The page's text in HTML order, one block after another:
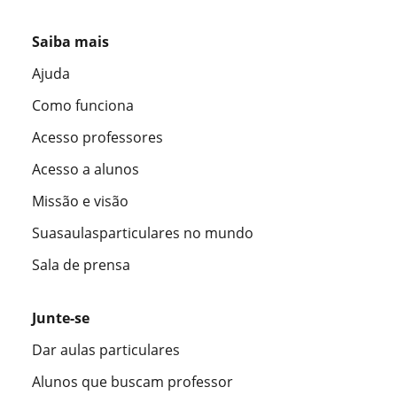
Saiba mais
Ajuda
Como funciona
Acesso professores
Acesso a alunos
Missão e visão
Suasaulasparticulares no mundo
Sala de prensa
Junte-se
Dar aulas particulares
Alunos que buscam professor